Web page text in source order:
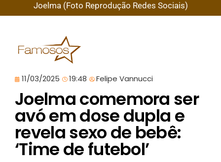
Joelma (Foto Reprodução Redes Sociais)
11/03/2025 19:48 Felipe Vannucci
Joelma comemora ser
avó em dose dupla e
revela sexo de bebê:
‘Time de futebol’